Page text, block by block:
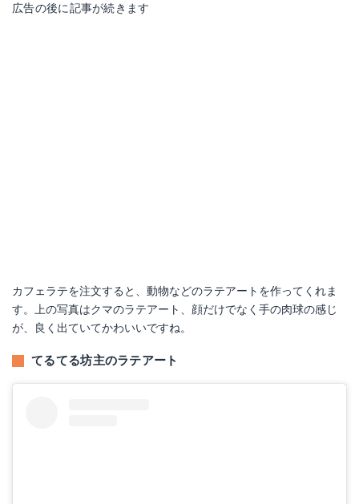
広告の後に記事が続きます
カフェラテを注文すると、動物などのラテアートを作ってくれま
す。上の写真はクマのラテアート、顔だけでなく手の肉球の感じ
が、良く出ていてかわいいですね。
てるてる坊主のラテアート